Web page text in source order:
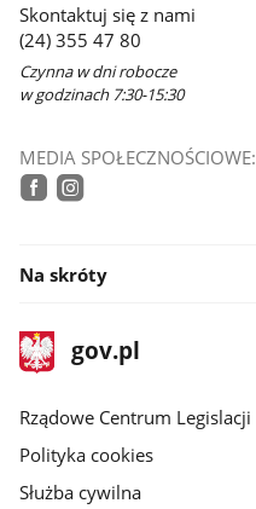
Skontaktuj się z nami
(24) 355 47 80
Czynna w dni robocze
w godzinach 7:30-15:30
MEDIA SPOŁECZNOŚCIOWE:
Na skróty
stopka
gov.plStrona
gov.pl
Rządowe Centrum Legislacji
Polityka cookies
Służba cywilna